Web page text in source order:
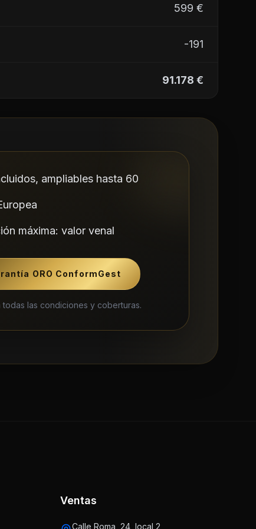
599 €
-191
91.178 €
ampliables hasta 60
máxima: valor venal
ORO ConformGest
todas las condiciones y coberturas.
Ventas
Calle Roma, 24, local 2